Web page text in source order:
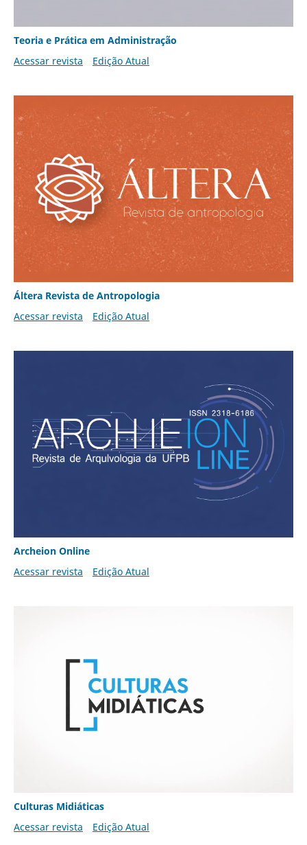
Teoria e Prática em Administração
Acessar revista
Edição Atual
Áltera Revista de Antropologia
Acessar revista
Edição Atual
Archeion Online
Acessar revista
Edição Atual
Culturas Midiáticas
Acessar revista
Edição Atual